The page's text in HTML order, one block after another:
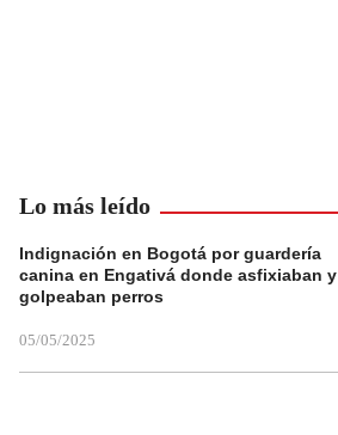
Lo más leído
Indignación en Bogotá por guardería
canina en Engativá donde asfixiaban y
golpeaban perros
05/05/2025